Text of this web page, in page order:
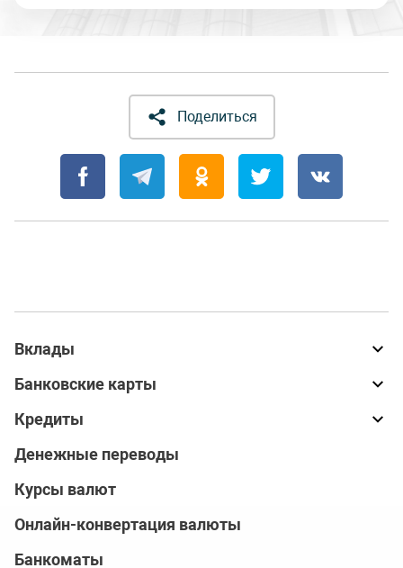
Поделиться
Вклады
Банковские карты
Кредиты
Денежные переводы
Курсы валют
Онлайн-конвертация валюты
Банкоматы